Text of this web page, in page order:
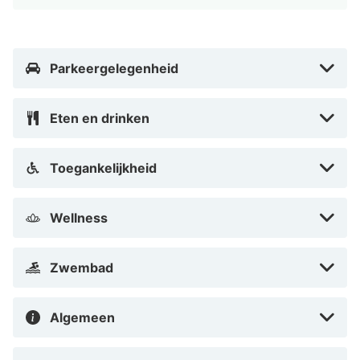
Parkeergelegenheid
Eten en drinken
Toegankelijkheid
Wellness
Zwembad
Algemeen